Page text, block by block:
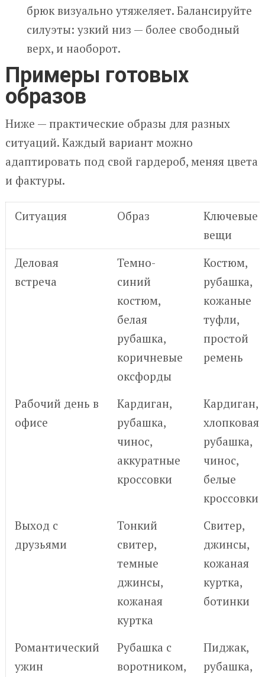
брюк визуально утяжеляет. Балансируйте
силуэты: узкий низ — более свободный
верх, и наоборот.
Примеры готовых
образов
Ниже — практические образы для разных
ситуаций. Каждый вариант можно
адаптировать под свой гардероб, меняя цвета
и фактуры.
Ситуация Образ
Ключевые
вещи
Деловая
встреча
Темно-
синий
костюм,
белая
рубашка,
коричневые
оксфорды
Костюм,
рубашка,
кожаные
туфли,
простой
ремень
Рабочий день в
офисе
Кардиган,
рубашка,
чинос,
аккуратные
кроссовки
Кардиган,
хлопковая
рубашка,
чинос,
белые
кроссовки
Выход с
друзьями
Тонкий
свитер,
темные
джинсы,
кожаная
куртка
Свитер,
джинсы,
кожаная
куртка,
ботинки
Романтический
ужин
Рубашка с
воротником,
Пиджак,
рубашка,